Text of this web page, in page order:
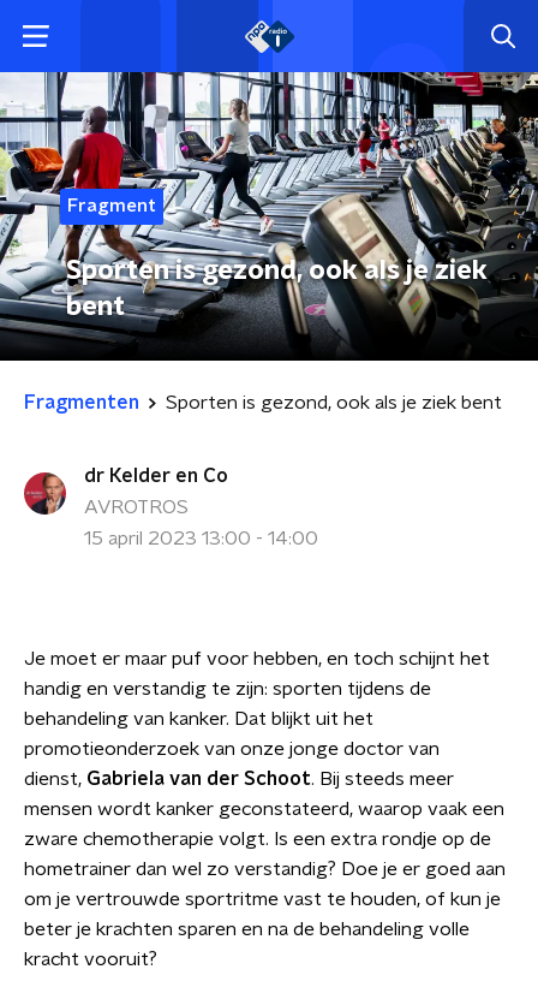
Fragment
Sporten is gezond, ook als je ziek
bent
Fragmenten Sporten is gezond, ook als je ziek bent
dr Kelder en Co
AVROTROS
15 april 2023 13:00 - 14:00
Je moet er maar puf voor hebben, en toch schijnt het
handig en verstandig te zijn: sporten tijdens de
behandeling van kanker. Dat blijkt uit het
promotieonderzoek van onze jonge doctor van
dienst, Gabriela van der Schoot. Bij steeds meer
mensen wordt kanker geconstateerd, waarop vaak een
zware chemotherapie volgt. Is een extra rondje op de
hometrainer dan wel zo verstandig? Doe je er goed aan
om je vertrouwde sportritme vast te houden, of kun je
beter je krachten sparen en na de behandeling volle
kracht vooruit?